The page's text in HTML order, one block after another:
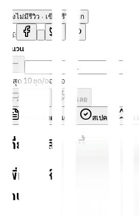
ยังไม่มีรีวิว · เขียนรีวิวแรก
แชร์:
จำนวน
สูงสุด 10 ชุด/ออเดอร์
ซื้อเลย
รายละเอียดสินค้า สเปค รีวิว
เกี่ยวกับสินค้านี้
เพิ่มเสน่ห์ให้บ้านคุณด้วย
โดนัท!